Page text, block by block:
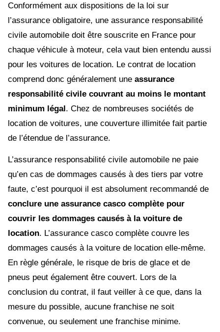
Conformément aux dispositions de la loi sur
l’assurance obligatoire, une assurance responsabilité
civile automobile doit être souscrite en France pour
chaque véhicule à moteur, cela vaut bien entendu aussi
pour les voitures de location. Le contrat de location
comprend donc généralement une assurance
responsabilité civile couvrant au moins le montant
minimum légal. Chez de nombreuses sociétés de
location de voitures, une couverture illimitée fait partie
de l’étendue de l’assurance.
L’assurance responsabilité civile automobile ne paie
qu’en cas de dommages causés à des tiers par votre
faute, c’est pourquoi il est absolument recommandé de
conclure une assurance casco complète pour
couvrir les dommages causés à la voiture de
location. L’assurance casco complète couvre les
dommages causés à la voiture de location elle-même.
En règle générale, le risque de bris de glace et de
pneus peut également être couvert. Lors de la
conclusion du contrat, il faut veiller à ce que, dans la
mesure du possible, aucune franchise ne soit
convenue, ou seulement une franchise minime.